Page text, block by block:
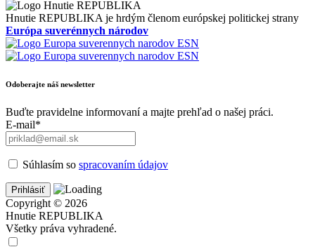
Hnutie REPUBLIKA je hrdým členom európskej politickej strany
Európa suverénnych národov
Odoberajte náš newsletter
Buďte pravidelne informovaní a majte prehľad o našej práci.
E-mail*
Súhlasím so spracovaním údajov
Copyright © 2026
Hnutie REPUBLIKA
Všetky práva vyhradené.